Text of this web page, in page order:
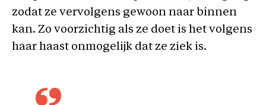
zodat ze vervolgens gewoon naar binnen
kan. Zo voorzichtig als ze doet is het volgens
haar haast onmogelijk dat ze ziek is.